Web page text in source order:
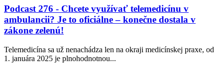
Podcast 276 - Chcete využívať telemedicínu v
ambulancii? Je to oficiálne – konečne dostala v
zákone zelenú!
Telemedicína sa už nenachádza len na okraji medicínskej praxe, od
1. januára 2025 je plnohodnotnou...